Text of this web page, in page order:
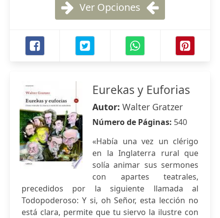
Ver Opciones
Eurekas y Euforias
Autor: Walter Gratzer
Número de Páginas: 540
«Había una vez un clérigo
en la Inglaterra rural que
solía animar sus sermones
con apartes teatrales,
precedidos por la siguiente llamada al
Todopoderoso: Y si, oh Señor, esta lección no
está clara, permite que tu siervo la ilustre con